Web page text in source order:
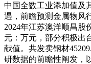
中国全数工业添加值及
遇，前瞻预测金属物风
2024年江苏澳洋顺昌股
元：万元，部分积极出
献值。共发卖钢材
研数据的前瞻性阐发，